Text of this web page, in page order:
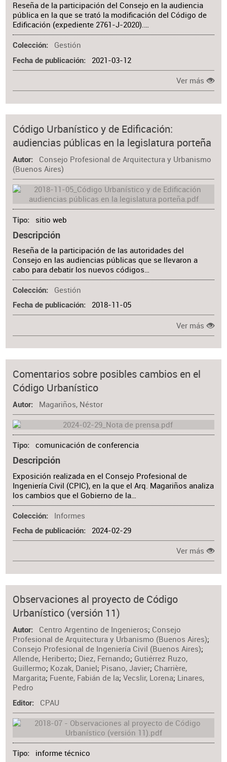
Reseña de la participación del Consejo en la audiencia
pública en la que se trató la modificación del Código de
Edificación (expediente 2761-J-2020).…
Colección Gestión
Fecha de publicación 2021-03-12
Ver más
Código Urbanístico y de Edificación:
audiencias públicas en la legislatura porteña
Autor
Consejo Profesional de Arquitectura y Urbanismo
(Buenos Aires)
Tipo sitio web
Descripción
Reseña de la participación de las autoridades del
Consejo en las audiencias públicas que se llevaron a
cabo para debatir los nuevos códigos…
Colección Gestión
Fecha de publicación 2018-11-05
Ver más
Comentarios sobre posibles cambios en el
Código Urbanístico
Autor Magariños, Néstor
Tipo comunicación de conferencia
Descripción
Exposición realizada en el Consejo Profesional de
Ingeniería Civil (CPIC), en la que el Arq. Magariños analiza
los cambios que el Gobierno de la…
Colección Informes
Fecha de publicación 2024-02-29
Ver más
Observaciones al proyecto de Código
Urbanístico (versión 11)
Autor Centro Argentino de Ingenieros; Consejo
Profesional de Arquitectura y Urbanismo (Buenos Aires);
Consejo Profesional de Ingeniería Civil (Buenos Aires);
Allende, Heriberto; Diez, Fernando; Gutiérrez Ruzo,
Guillermo; Kozak, Daniel; Pisano, Javier; Charrière,
Margarita; Fuente, Fabián de la;Vecslir, Lorena; Linares,
Pedro
Editor CPAU
Tipo informe técnico